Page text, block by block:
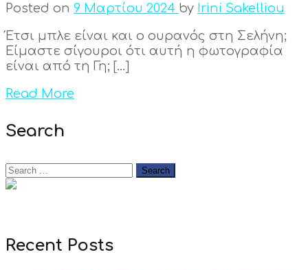
Posted on 9 Μαρτίου 2024 by Irini Sakelliou
Έτσι μπλε είναι και ο ουρανός στη Σελήνη;
Είμαστε σίγουροι ότι αυτή η φωτογραφία
είναι από τη Γη; […]
Read More
Search
Recent Posts